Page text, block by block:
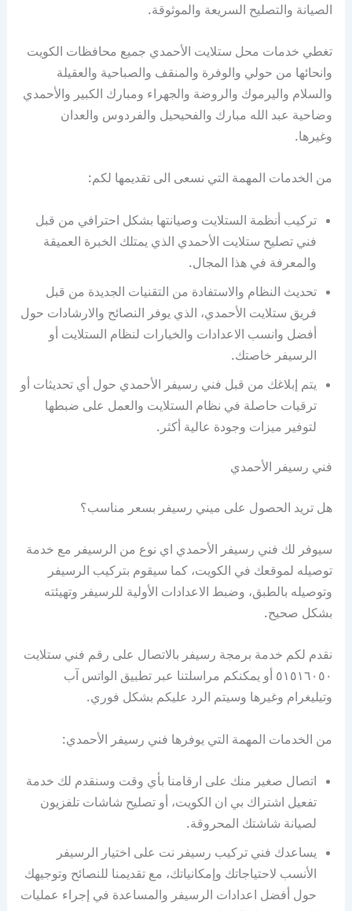
الصيانة والتصليح السريعة والموثوقة.
تغطي خدمات محل ستلايت الأحمدي جميع محافظات الكويت
وانحائها من حولي والوفرة والمنقف والصباحية والعقيلة
والسلام واليرموك والروضة والجهراء ومبارك الكبير والأحمدي
وضاحية عبد الله مبارك والفحيحيل والفردوس والعدان
وغيرها.
من الخدمات المهمة التي نسعى الى تقديمها لكم:
تركيب أنظمة الستلايت وصيانتها بشكل احترافي من قبل
فني تصليح ستلايت الأحمدي الذي يمتلك الخبرة العميقة
والمعرفة في هذا المجال.
تحديث النظام والاستفادة من التقنيات الجديدة من قبل
فريق ستلايت الأحمدي، الذي يوفر النصائح والارشادات حول
أفضل وانسب الاعدادات والخيارات لنظام الستلايت أو
الرسيفر خاصتك.
يتم إبلاغك من قبل فني رسيفر الأحمدي حول أي تحديثات أو
ترقيات حاصلة في نظام الستلايت والعمل على ضبطها
لتوفير ميزات وجودة عالية أكثر.
فني رسيفر الأحمدي
هل تريد الحصول على ميني رسيفر بسعر مناسب؟
سيوفر لك فني رسيفر الأحمدي اي نوع من الرسيفر مع خدمة
توصيله لموقعك في الكويت، كما سيقوم بتركيب الرسيفر
وتوصيله بالطبق، وضبط الاعدادات الأولية للرسيفر وتهيئته
بشكل صحيح.
نقدم لكم خدمة برمجة رسيفر بالاتصال على رقم فني ستلايت
٥١٥١٦٠٥٠ أو يمكنكم مراسلتنا عبر تطبيق الواتس آب
وتيليغرام وغيرها وسيتم الرد عليكم بشكل فوري.
من الخدمات المهمة التي يوفرها فني رسيفر الأحمدي:
اتصال صغير منك على ارقامنا بأي وقت وسنقدم لك خدمة
تفعيل اشتراك بي ان الكويت، أو تصليح شاشات تلفزيون
لصيانة شاشتك المحروقة.
يساعدك فني تركيب رسيفر نت على اختيار الرسيفر
الأنسب لاحتياجاتك وإمكانياتك، مع تقديمنا للنصائح وتوجيهك
حول أفضل اعدادات الرسيفر والمساعدة في إجراء عمليات